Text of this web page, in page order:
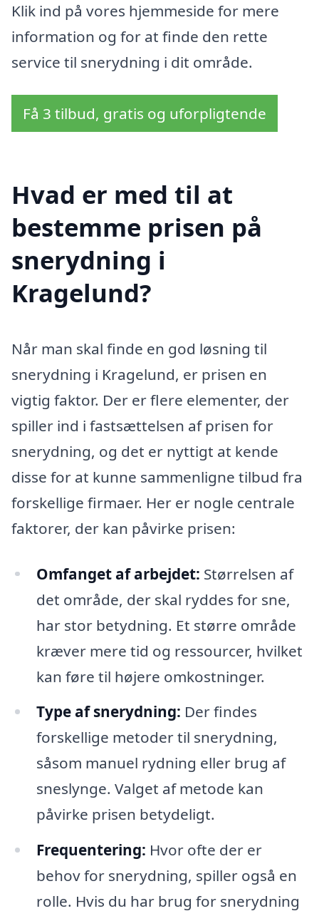
Klik ind på vores hjemmeside for mere
information og for at finde den rette
service til snerydning i dit område.
Få 3 tilbud, gratis og uforpligtende
Hvad er med til at
bestemme prisen på
snerydning i
Kragelund?
Når man skal finde en god løsning til
snerydning i Kragelund, er prisen en
vigtig faktor. Der er flere elementer, der
spiller ind i fastsættelsen af prisen for
snerydning, og det er nyttigt at kende
disse for at kunne sammenligne tilbud fra
forskellige firmaer. Her er nogle centrale
faktorer, der kan påvirke prisen:
Omfanget af arbejdet: Størrelsen af
det område, der skal ryddes for sne,
har stor betydning. Et større område
kræver mere tid og ressourcer, hvilket
kan føre til højere omkostninger.
Type af snerydning: Der findes
forskellige metoder til snerydning,
såsom manuel rydning eller brug af
sneslynge. Valget af metode kan
påvirke prisen betydeligt.
Frequentering: Hvor ofte der er
behov for snerydning, spiller også en
rolle. Hvis du har brug for snerydning